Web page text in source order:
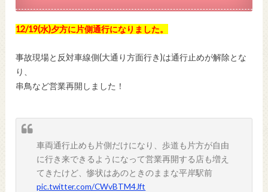
12/19(水)夕方に片側通行になりました。
事故現場と反対車線側(大通り方面行き)は通行止めが解除とな
り、
串鳥など営業再開しました！
車両通行止めも片側だけになり、歩道も片方が自由
に行き来できるようになって営業再開する店も増え
てきたけど、惨状はあのときのままな平岸駅前
pic.twitter.com/CWvBTM4Jft